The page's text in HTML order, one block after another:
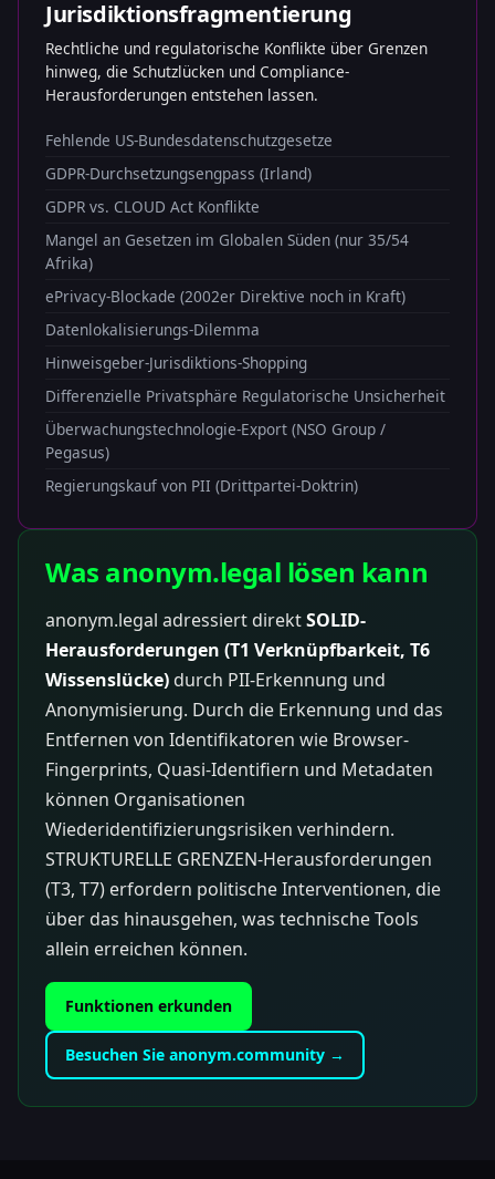
Jurisdiktionsfragmentierung
Rechtliche und regulatorische Konflikte über Grenzen
hinweg, die Schutzlücken und Compliance-
Herausforderungen entstehen lassen.
Fehlende US-Bundesdatenschutzgesetze
GDPR-Durchsetzungsengpass (Irland)
GDPR vs. CLOUD Act Konflikte
Mangel an Gesetzen im Globalen Süden (nur 35/54
Afrika)
ePrivacy-Blockade (2002er Direktive noch in Kraft)
Datenlokalisierungs-Dilemma
Hinweisgeber-Jurisdiktions-Shopping
Differenzielle Privatsphäre Regulatorische Unsicherheit
Überwachungstechnologie-Export (NSO Group /
Pegasus)
Regierungskauf von PII (Drittpartei-Doktrin)
Was anonym.legal lösen kann
anonym.legal adressiert direktSOLID-
Herausforderungen (T1 Verknüpfbarkeit, T6
Wissenslücke) durch PII-Erkennung und
Anonymisierung. Durch die Erkennung und das
Entfernen von Identifikatoren wie Browser-
Fingerprints, Quasi-Identifiern und Metadaten
können Organisationen
Wiederidentifizierungsrisiken verhindern.
STRUKTURELLE GRENZEN-Herausforderungen
(T3, T7) erfordern politische Interventionen, die
über das hinausgehen, was technische Tools
allein erreichen können.
Funktionen erkunden
Besuchen Sie anonym.community →